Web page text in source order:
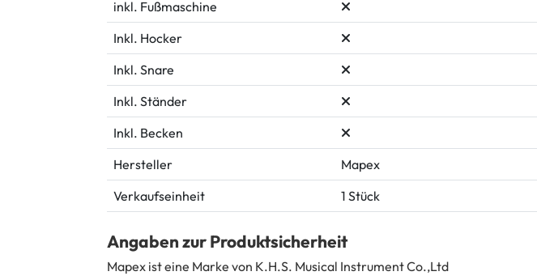
inkl. Fußmaschine
Inkl. Hocker
Inkl. Snare
Inkl. Ständer
Inkl. Becken
Hersteller
Mapex
Verkaufseinheit
1 Stück
Angaben zur Produktsicherheit
Mapex ist eine Marke von K.H.S. Musical Instrument Co.,Ltd